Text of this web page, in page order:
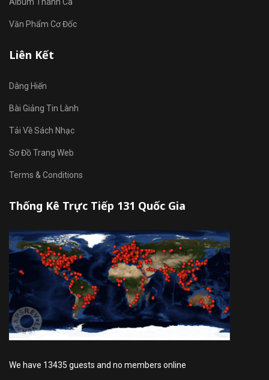
Văn Phẩm Cơ Đốc
Liên Kết
Dâng Hiến
Bài Giảng Tin Lành
Tải Về Sách Nhạc
Sơ Đồ Trang Web
Terms & Conditions
Thống Kê Trực Tiếp 131 Quốc Gia
We have 13435 guests and no members online